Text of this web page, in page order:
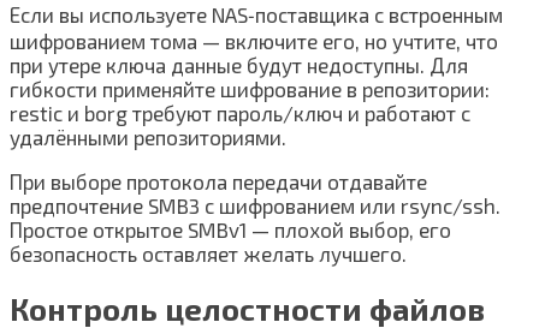
Если вы используете NAS‑поставщика с встроенным
шифрованием тома — включите его, но учтите, что
при утере ключа данные будут недоступны. Для
гибкости применяйте шифрование в репозитории:
restic и borg требуют пароль/ключ и работают с
удалёнными репозиториями.
При выборе протокола передачи отдавайте
предпочтение SMB3 с шифрованием или rsync/ssh.
Простое открытое SMBv1 — плохой выбор, его
безопасность оставляет желать лучшего.
Контроль целостности файлов